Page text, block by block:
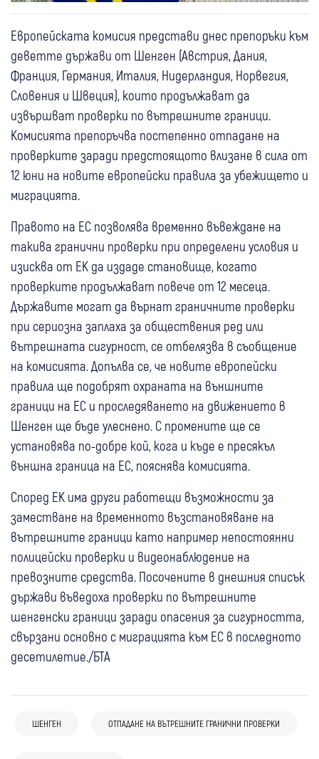
Европейската комисия представи днес препоръки към
деветте държави от Шенген (Австрия, Дания,
Франция, Германия, Италия, Нидерландия, Норвегия,
Словения и Швеция), които продължават да
извършват проверки по вътрешните граници.
Комисията препоръчва постепенно отпадане на
проверките заради предстоящото влизане в сила от
12 юни на новите европейски правила за убежището и
миграцията.
Правото на ЕС позволява временно въвеждане на
такива гранични проверки при определени условия и
изисква от ЕК да издаде становище, когато
проверките продължават повече от 12 месеца.
Държавите могат да върнат граничните проверки
при сериозна заплаха за обществения ред или
вътрешната сигурност, се отбелязва в съобщение
на комисията. Допълва се, че новите европейски
правила ще подобрят охраната на външните
граници на ЕС и проследяването на движението в
Шенген ще бъде улеснено. С промените ще се
установява по-добре кой, кога и къде е пресякъл
външна граница на ЕС, пояснява комисията.
Според ЕК има други работещи възможности за
заместване на временното възстановяване на
вътрешните граници като например непостоянни
полицейски проверки и видеонаблюдение на
превозните средства. Посочените в днешния списък
държави въведоха проверки по вътрешните
шенгенски граници заради опасения за сигурността,
свързани основно с миграцията към ЕС в последното
десетилетие./БТА
ШЕНГЕН ОТПАДАНЕ НА ВЪТРЕШНИТЕ ГРАНИЧНИ ПРОВЕРКИ
България